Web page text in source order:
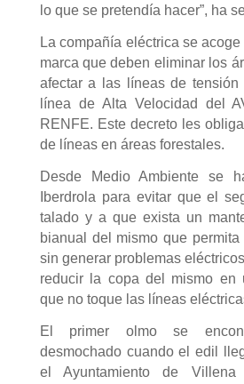
lo que se pretendía hacer”, ha
La compañía eléctrica se
marca que deben eliminar los
afectar a las líneas de tensión
línea de Alta Velocidad del
RENFE. Este decreto les
de líneas en áreas forestales.
Desde Medio Ambiente se
Iberdrola para evitar que el
talado y a que exista un
bianual del mismo que permita
sin generar problemas
reducir la copa del mismo en
que no toque las líneas
El primer olmo se
desmochado cuando el edil
el Ayuntamiento de